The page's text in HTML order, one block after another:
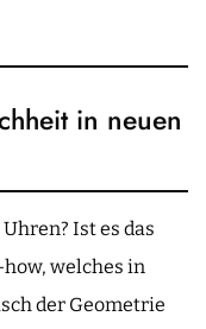
in neuen
Ist es das
welches in
der Geometrie